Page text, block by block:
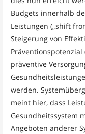
Budgets innerhalb
Leistungen („shift
Steigerung von
Präventionspotenzial
präventive
werden.
meint hier, dass
Gesundheitssystem
Angeboten anderer